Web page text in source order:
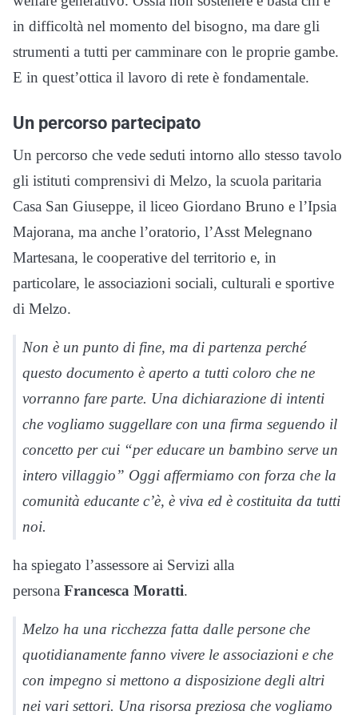
in difficoltà nel momento del bisogno, ma dare gli
strumenti a tutti per camminare con le proprie gambe.
E in quest’ottica il lavoro di rete è fondamentale.
Un percorso partecipato
Un percorso che vede seduti intorno allo stesso tavolo
gli istituti comprensivi di Melzo, la scuola paritaria
Casa San Giuseppe, il liceo Giordano Bruno e l’Ipsia
Majorana, ma anche l’oratorio, l’Asst Melegnano
Martesana, le cooperative del territorio e, in
particolare, le associazioni sociali, culturali e sportive
di Melzo.
Non è un punto di fine, ma di partenza perché
questo documento è aperto a tutti coloro che ne
vorranno fare parte. Una dichiarazione di intenti
che vogliamo suggellare con una firma seguendo il
concetto per cui “per educare un bambino serve un
intero villaggio” Oggi affermiamo con forza che la
comunità educante c’è, è viva ed è costituita da tutti
noi.
ha spiegato l’assessore ai Servizi alla
persona Francesca Moratti.
Melzo ha una ricchezza fatta dalle persone che
quotidianamente fanno vivere le associazioni e che
con impegno si mettono a disposizione degli altri
nei vari settori. Una risorsa preziosa che vogliamo